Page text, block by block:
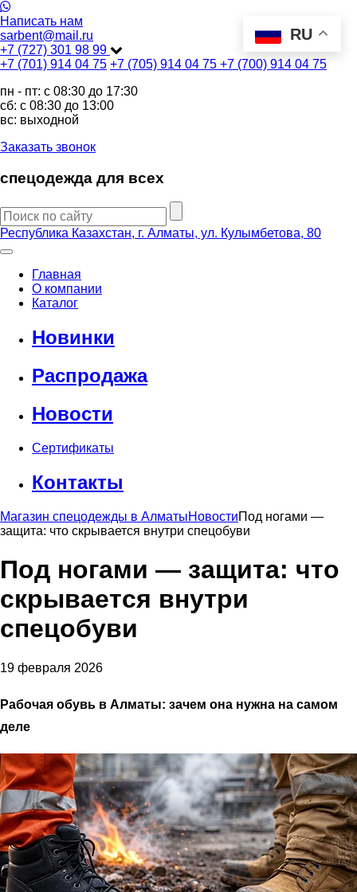
Написать нам
sarbent@mail.ru
+7 (727) 301 98 99
+7 (701) 914 04 75 +7 (705) 914 04 75 +7 (700) 914 04 75
пн - пт: c 08:30 до 17:30
сб: c 08:30 до 13:00
вс: выходной
Заказать звонок
спецодежда для всех
Республика Казахстан, г. Алматы, ул. Кулымбетова, 80
Главная
О компании
Каталог
Новинки
Распродажа
Новости
Сертификаты
Контакты
Магазин спецодежды в АлматыНовостиПод ногами —
защита: что скрывается внутри спецобуви
Под ногами — защита: что
скрывается внутри
спецобуви
19 февраля 2026
Рабочая обувь в Алматы: зачем она нужна на самом
деле
RU